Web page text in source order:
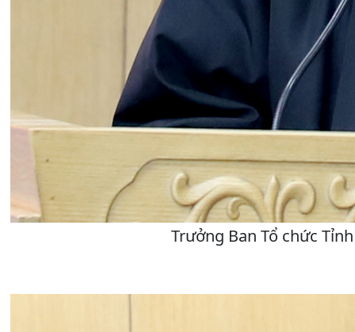
Trưởng Ban Tổ chức